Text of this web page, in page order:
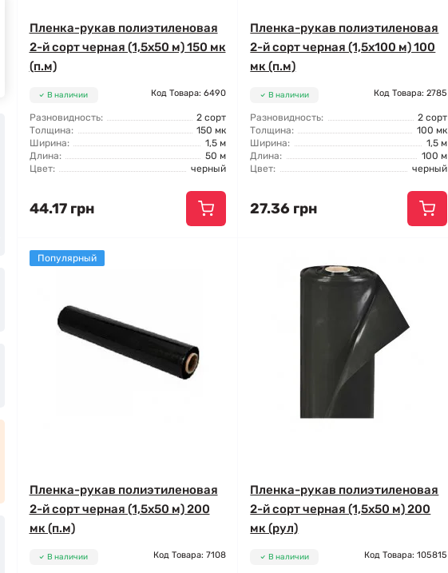
Пленка-рукав полиэтиленовая
2-й сорт черная (1,5x50 м) 150 мк
(п.м)
В наличии Код Товара: 6490
Разновидность:
2 сорт
Толщина:
150 мк
Ширина:
1,5 м
Длина:
50 м
Цвет:
черный
44.17 грн
Пленка-рукав полиэтиленовая
2-й сорт черная (1,5x100 м) 100
мк (п.м)
В наличии Код Товара: 2785
Разновидность:
2 сорт
Толщина:
100 мк
Ширина:
1,5 м
Длина:
100 м
Цвет:
черный
27.36 грн
Популярный
Пленка-рукав полиэтиленовая
2-й сорт черная (1,5x50 м) 200
мк (п.м)
В наличии Код Товара: 7108
Пленка-рукав полиэтиленовая
2-й сорт черная (1,5x50 м) 200
мк (рул)
В наличии Код Товара: 105815